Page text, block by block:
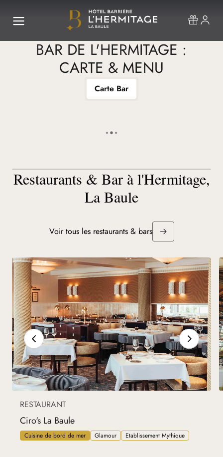
BAR DE L'HERMITAGE :
CARTE & MENU
Carte Bar
Restaurants & Bar à l'Hermitage,
La Baule
Voir tous les restaurants & bars
RESTAURANT
Ciro's La Baule
Cuisine de bord de mer Glamour Etablissement Mythique